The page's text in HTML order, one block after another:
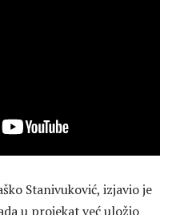
Stanivuković, izjavio je
u projekat već uložio